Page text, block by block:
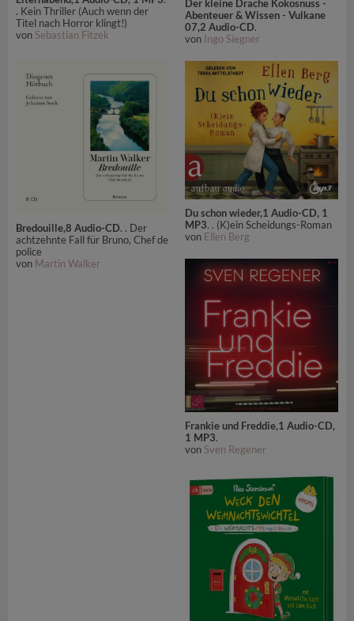
. Kein Thriller (Auch wenn der
Titel nach Horror klingt!)
von Sebastian Fitzek
Der kleine Drache Kokosnuss -
Abenteuer & Wissen - Vulkane
07,2 Audio-CD.
von Ingo Siegner
Bredouille,8 Audio-CD. . Der
achtzehnte Fall für Bruno, Chef de
police
von Martin Walker
Du schon wieder,1 Audio-CD, 1
MP3. . (K)ein Scheidungs-Roman
von Ellen Berg
Frankie und Freddie,1 Audio-CD,
1 MP3.
von Sven Regener